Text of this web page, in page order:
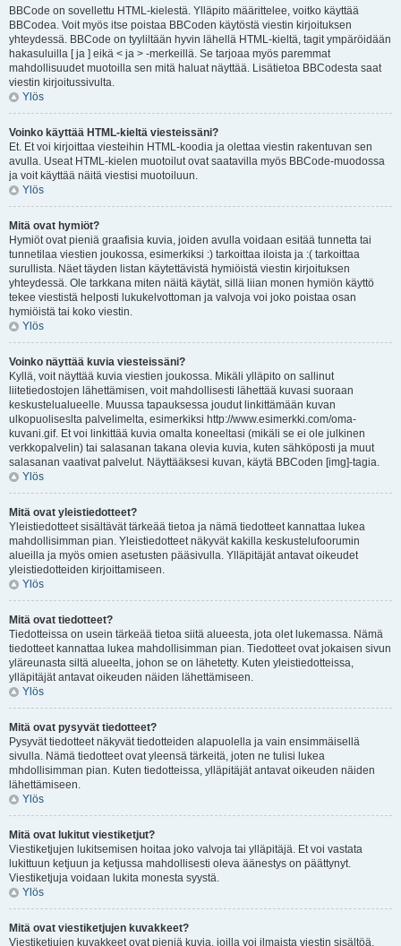
BBCode on sovellettu HTML-kielestä. Ylläpito määrittelee, voitko käyttää
BBCodea. Voit myös itse poistaa BBCoden käytöstä viestin kirjoituksen
yhteydessä. BBCode on tyyliltään hyvin lähellä HTML-kieltä, tagit ympäröidään
hakasuluilla [ ja ] eikä < ja > -merkeillä. Se tarjoaa myös paremmat
mahdollisuudet muotoilla sen mitä haluat näyttää. Lisätietoa BBCodesta saat
viestin kirjoitussivulta.
Ylös
Voinko käyttää HTML-kieltä viesteissäni?
Et. Et voi kirjoittaa viesteihin HTML-koodia ja olettaa viestin rakentuvan sen
avulla. Useat HTML-kielen muotoilut ovat saatavilla myös BBCode-muodossa
ja voit käyttää näitä viestisi muotoiluun.
Ylös
Mitä ovat hymiöt?
Hymiöt ovat pieniä graafisia kuvia, joiden avulla voidaan esitää tunnetta tai
tunnetilaa viestien joukossa, esimerkiksi :) tarkoittaa iloista ja :( tarkoittaa
surullista. Näet täyden listan käytettävistä hymiöistä viestin kirjoituksen
yhteydessä. Ole tarkkana miten näitä käytät, sillä liian monen hymiön käyttö
tekee viestistä helposti lukukelvottoman ja valvoja voi joko poistaa osan
hymiöistä tai koko viestin.
Ylös
Voinko näyttää kuvia viesteissäni?
Kyllä, voit näyttää kuvia viestien joukossa. Mikäli ylläpito on sallinut
liitetiedostojen lähettämisen, voit mahdollisesti lähettää kuvasi suoraan
keskustelualueelle. Muussa tapauksessa joudut linkittämään kuvan
ulkopuoliseslta palvelimelta, esimerkiksi http://www.esimerkki.com/oma-
kuvani.gif. Et voi linkittää kuvia omalta koneeltasi (mikäli se ei ole julkinen
verkkopalvelin) tai salasanan takana olevia kuvia, kuten sähköposti ja muut
salasanan vaativat palvelut. Näyttääksesi kuvan, käytä BBCoden [img]-tagia.
Ylös
Mitä ovat yleistiedotteet?
Yleistiedotteet sisältävät tärkeää tietoa ja nämä tiedotteet kannattaa lukea
mahdollisimman pian. Yleistiedotteet näkyvät kakilla keskustelufoorumin
alueilla ja myös omien asetusten pääsivulla. Ylläpitäjät antavat oikeudet
yleistiedotteiden kirjoittamiseen.
Ylös
Mitä ovat tiedotteet?
Tiedotteissa on usein tärkeää tietoa siitä alueesta, jota olet lukemassa. Nämä
tiedotteet kannattaa lukea mahdollisimman pian. Tiedotteet ovat jokaisen sivun
yläreunasta siltä alueelta, johon se on lähetetty. Kuten yleistiedotteissa,
ylläpitäjät antavat oikeuden näiden lähettämiseen.
Ylös
Mitä ovat pysyvät tiedotteet?
Pysyvät tiedotteet näkyvät tiedotteiden alapuolella ja vain ensimmäisellä
sivulla. Nämä tiedotteet ovat yleensä tärkeitä, joten ne tulisi lukea
mhdollisimman pian. Kuten tiedotteissa, ylläpitäjät antavat oikeuden näiden
lähettämiseen.
Ylös
Mitä ovat lukitut viestiketjut?
Viestiketjujen lukitsemisen hoitaa joko valvoja tai ylläpitäjä. Et voi vastata
lukittuun ketjuun ja ketjussa mahdollisesti oleva äänestys on päättynyt.
Viestiketjuja voidaan lukita monesta syystä.
Ylös
Mitä ovat viestiketjujen kuvakkeet?
Viestiketjujen kuvakkeet ovat pieniä kuvia, joilla voi ilmaista viestin sisältöä.